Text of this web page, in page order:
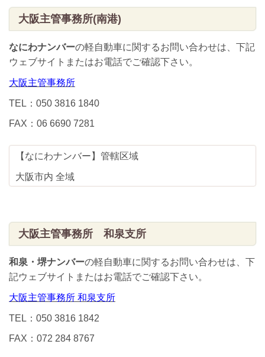
大阪主管事務所(南港)
なにわナンバーの軽自動車に関するお問い合わせは、下記
ウェブサイトまたはお電話でご確認下さい。
大阪主管事務所
TEL：050 3816 1840
FAX：06 6690 7281
【なにわナンバー】管轄区域
大阪市内 全域
大阪主管事務所 和泉支所
和泉・堺ナンバーの軽自動車に関するお問い合わせは、下
記ウェブサイトまたはお電話でご確認下さい。
大阪主管事務所 和泉支所
TEL：050 3816 1842
FAX：072 284 8767